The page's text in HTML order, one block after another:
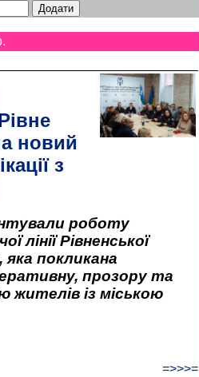
новий
з
роботу
лінії Рівненської
яка покликана
прозору та
жителів із міською
=>>>=